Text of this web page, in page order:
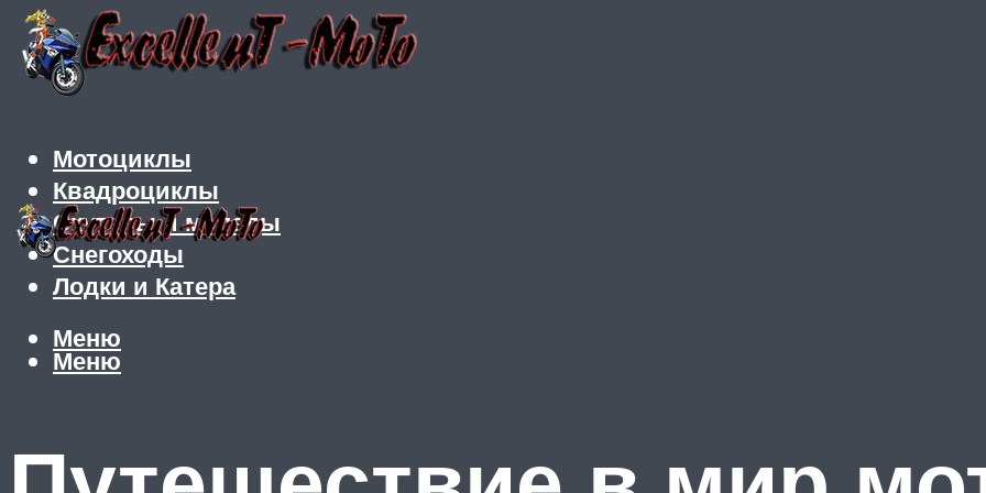
Мотоциклы
Квадроциклы
Скутеры и мопеды
Снегоходы
Лодки и Катера
Меню
Меню